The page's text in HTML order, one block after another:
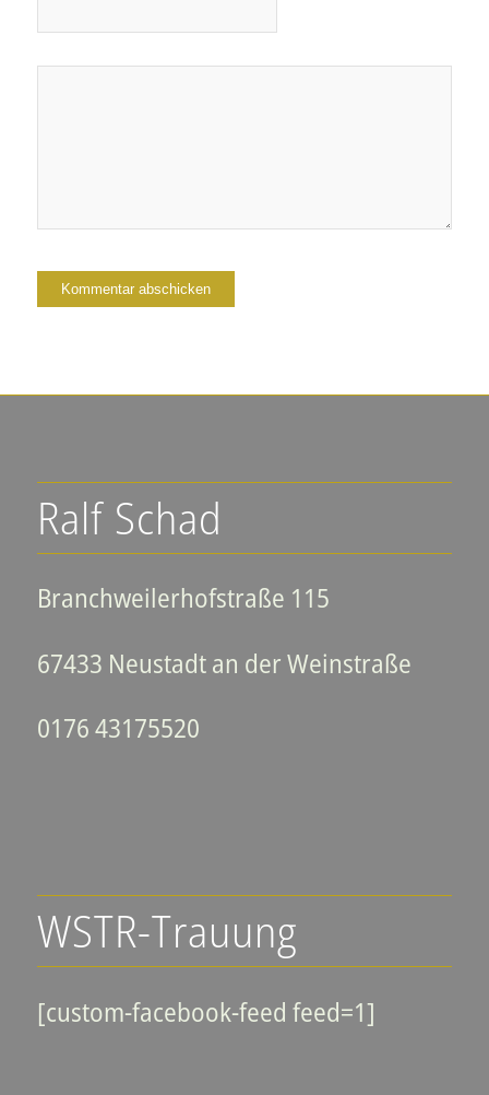
Ralf Schad
Branchweilerhofstraße 115
67433 Neustadt an der Weinstraße
0176 43175520
WSTR-Trauung
[custom-facebook-feed feed=1]